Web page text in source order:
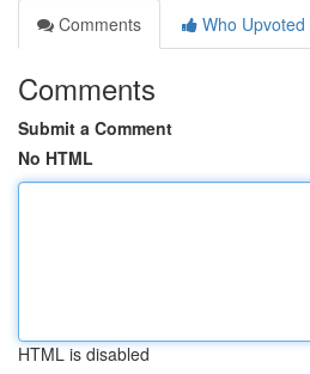
Comments
Who Upvoted
Comments
Submit a Comment
No HTML
HTML is disabled